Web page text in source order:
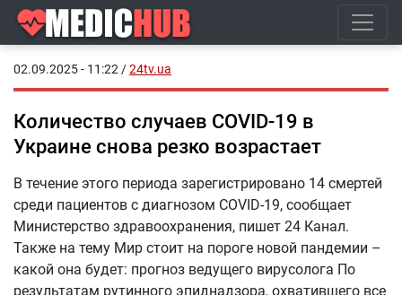
02.09.2025 - 11:22 /24tv.ua
Количество случаев COVID-19 в
Украине снова резко возрастает
В течение этого периода зарегистрировано 14 смертей
среди пациентов с диагнозом COVID-19, сообщает
Министерство здравоохранения, пишет 24 Канал.
Также на тему Мир стоит на пороге новой пандемии –
какой она будет: прогноз ведущего вирусолога По
результатам рутинного эпиднадзора, охватившего все